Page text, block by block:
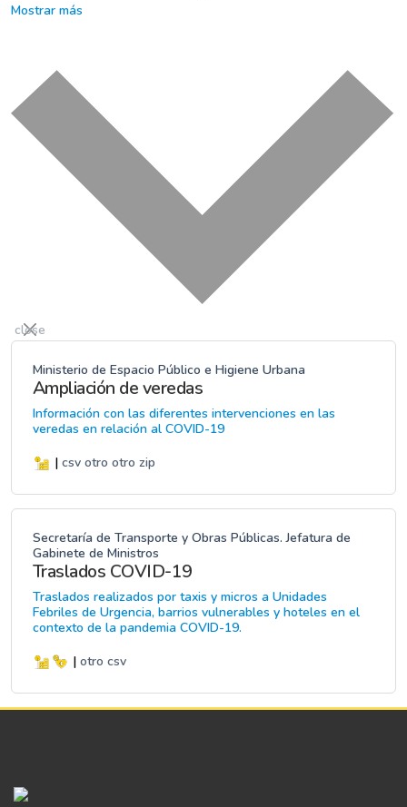
Mostrar más
close
Ministerio de Espacio Público e Higiene Urbana
Ampliación de veredas
Información con las diferentes intervenciones en las
veredas en relación al COVID-19
| csv otro otro zip
Secretaría de Transporte y Obras Públicas. Jefatura de
Gabinete de Ministros
Traslados COVID-19
Traslados realizados por taxis y micros a Unidades
Febriles de Urgencia, barrios vulnerables y hoteles en el
contexto de la pandemia COVID-19.
| otro csv